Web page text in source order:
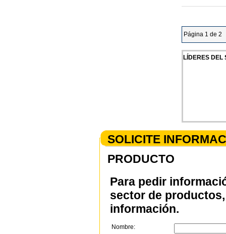
Página 1 de 2
LÍDERES DEL
SOLICITE
PRODUCTO
Para pedir
sector de
información.
Nombre: